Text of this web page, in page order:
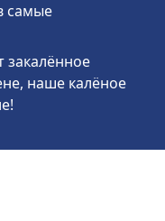
самые
закалённое
наше калёное